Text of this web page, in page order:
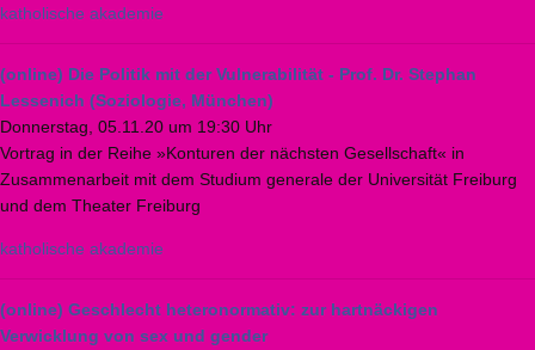
katholische akademie
(online) Die Politik mit der Vulnerabilität - Prof. Dr. Stephan
Lessenich (Soziologie, München)
Donnerstag, 05.11.20 um 19:30 Uhr
Vortrag in der Reihe »Konturen der nächsten Gesellschaft« in
Zusammenarbeit mit dem Studium generale der Universität Freiburg
und dem Theater Freiburg
katholische akademie
(online) Geschlecht heteronormativ: zur hartnäckigen
Verwicklung von sex und gender